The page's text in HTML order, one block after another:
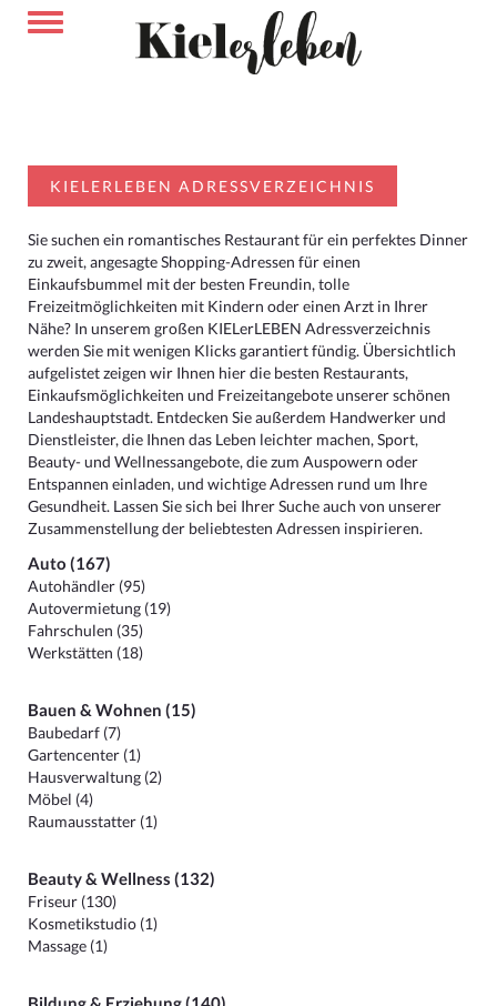
KIELERLEBEN ADRESSVERZEICHNIS
Sie suchen ein romantisches Restaurant für ein perfektes Dinner
zu zweit, angesagte Shopping-Adressen für einen
Einkaufsbummel mit der besten Freundin, tolle
Freizeitmöglichkeiten mit Kindern oder einen Arzt in Ihrer
Nähe? In unserem großen KIELerLEBEN Adressverzeichnis
werden Sie mit wenigen Klicks garantiert fündig. Übersichtlich
aufgelistet zeigen wir Ihnen hier die besten Restaurants,
Einkaufsmöglichkeiten und Freizeitangebote unserer schönen
Landeshauptstadt. Entdecken Sie außerdem Handwerker und
Dienstleister, die Ihnen das Leben leichter machen, Sport,
Beauty- und Wellnessangebote, die zum Auspowern oder
Entspannen einladen, und wichtige Adressen rund um Ihre
Gesundheit. Lassen Sie sich bei Ihrer Suche auch von unserer
Zusammenstellung der beliebtesten Adressen inspirieren.
Auto (167)
Autohändler (95)
Autovermietung (19)
Fahrschulen (35)
Werkstätten (18)
Bauen & Wohnen (15)
Baubedarf (7)
Gartencenter (1)
Hausverwaltung (2)
Möbel (4)
Raumausstatter (1)
Beauty & Wellness (132)
Friseur (130)
Kosmetikstudio (1)
Massage (1)